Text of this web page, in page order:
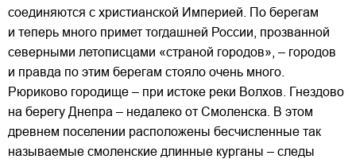
соединяются с христианской Империей. По берегам
и теперь много примет тогдашней России, прозванной
северными летописцами «страной городов», – городов
и правда по этим берегам стояло очень много.
Рюриково городище – при истоке реки Волхов. Гнездово
на берегу Днепра – недалеко от Смоленска. В этом
древнем поселении расположены бесчисленные так
называемые смоленские длинные курганы – следы